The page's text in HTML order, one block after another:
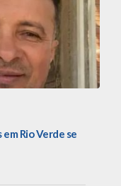
Rio Verde se